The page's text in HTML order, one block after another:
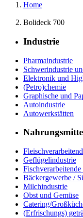
Home
Bolideck 700
Industrie
Pharmaindustrie
Schwerindustrie
Elektronik und
(Petro)chemie
Graphische und
Autoindustrie
Autowerkstätten
Geflügelindustrie
Bäckergewerbe /
Milchindustrie
Obst und Gemüse
Catering/
(Erfrischungs)